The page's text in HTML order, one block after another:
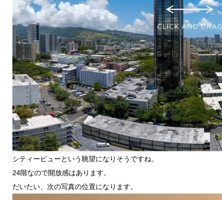
シティービューという眺望になりそうですね。
24階なので開放感はあります。
だいたい、次の写真の位置になります。